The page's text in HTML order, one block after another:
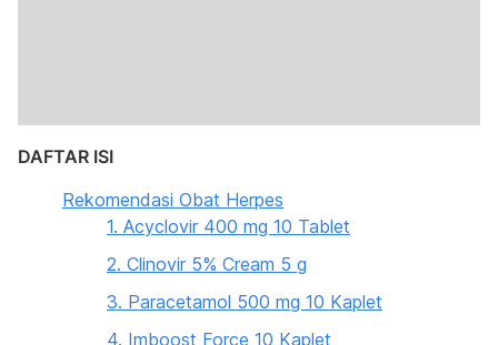
DAFTAR ISI
Rekomendasi Obat Herpes
1. Acyclovir 400 mg 10 Tablet
2. Clinovir 5% Cream 5 g
3. Paracetamol 500 mg 10 Kaplet
4. Imboost Force 10 Kaplet